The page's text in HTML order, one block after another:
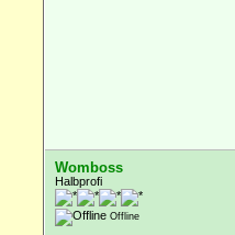
Womboss
Halbprofi
Offline